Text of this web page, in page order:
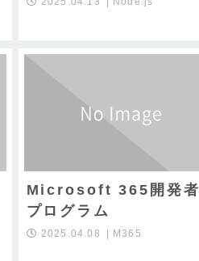
Microsoft 365開発者
プログラム
2025.04.08 M365